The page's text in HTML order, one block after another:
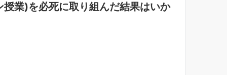
業)を必死に取り組んだ結果はいか